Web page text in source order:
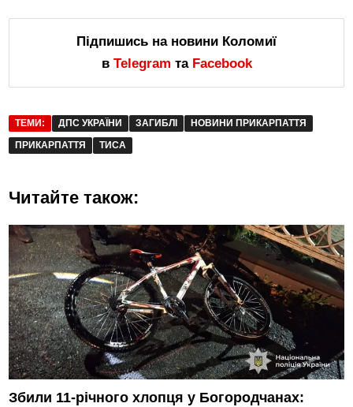
Підпишись на новини Коломиї
в Telegram та Facebook
ТЕМИ: ДПС УКРАЇНИ ЗАГИБЛІ
НОВИНИ ПРИКАРПАТТЯ
ПРИКАРПАТТЯ
ТИСА
Читайте також:
Збили 11-річного хлопця у Богородчанах: